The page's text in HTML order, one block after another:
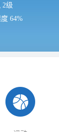
2级
64%